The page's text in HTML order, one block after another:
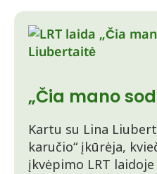
„Čia mano
Kartu su Lina
karučio“ įkūrėja,
įkvėpimo LRT laidoje